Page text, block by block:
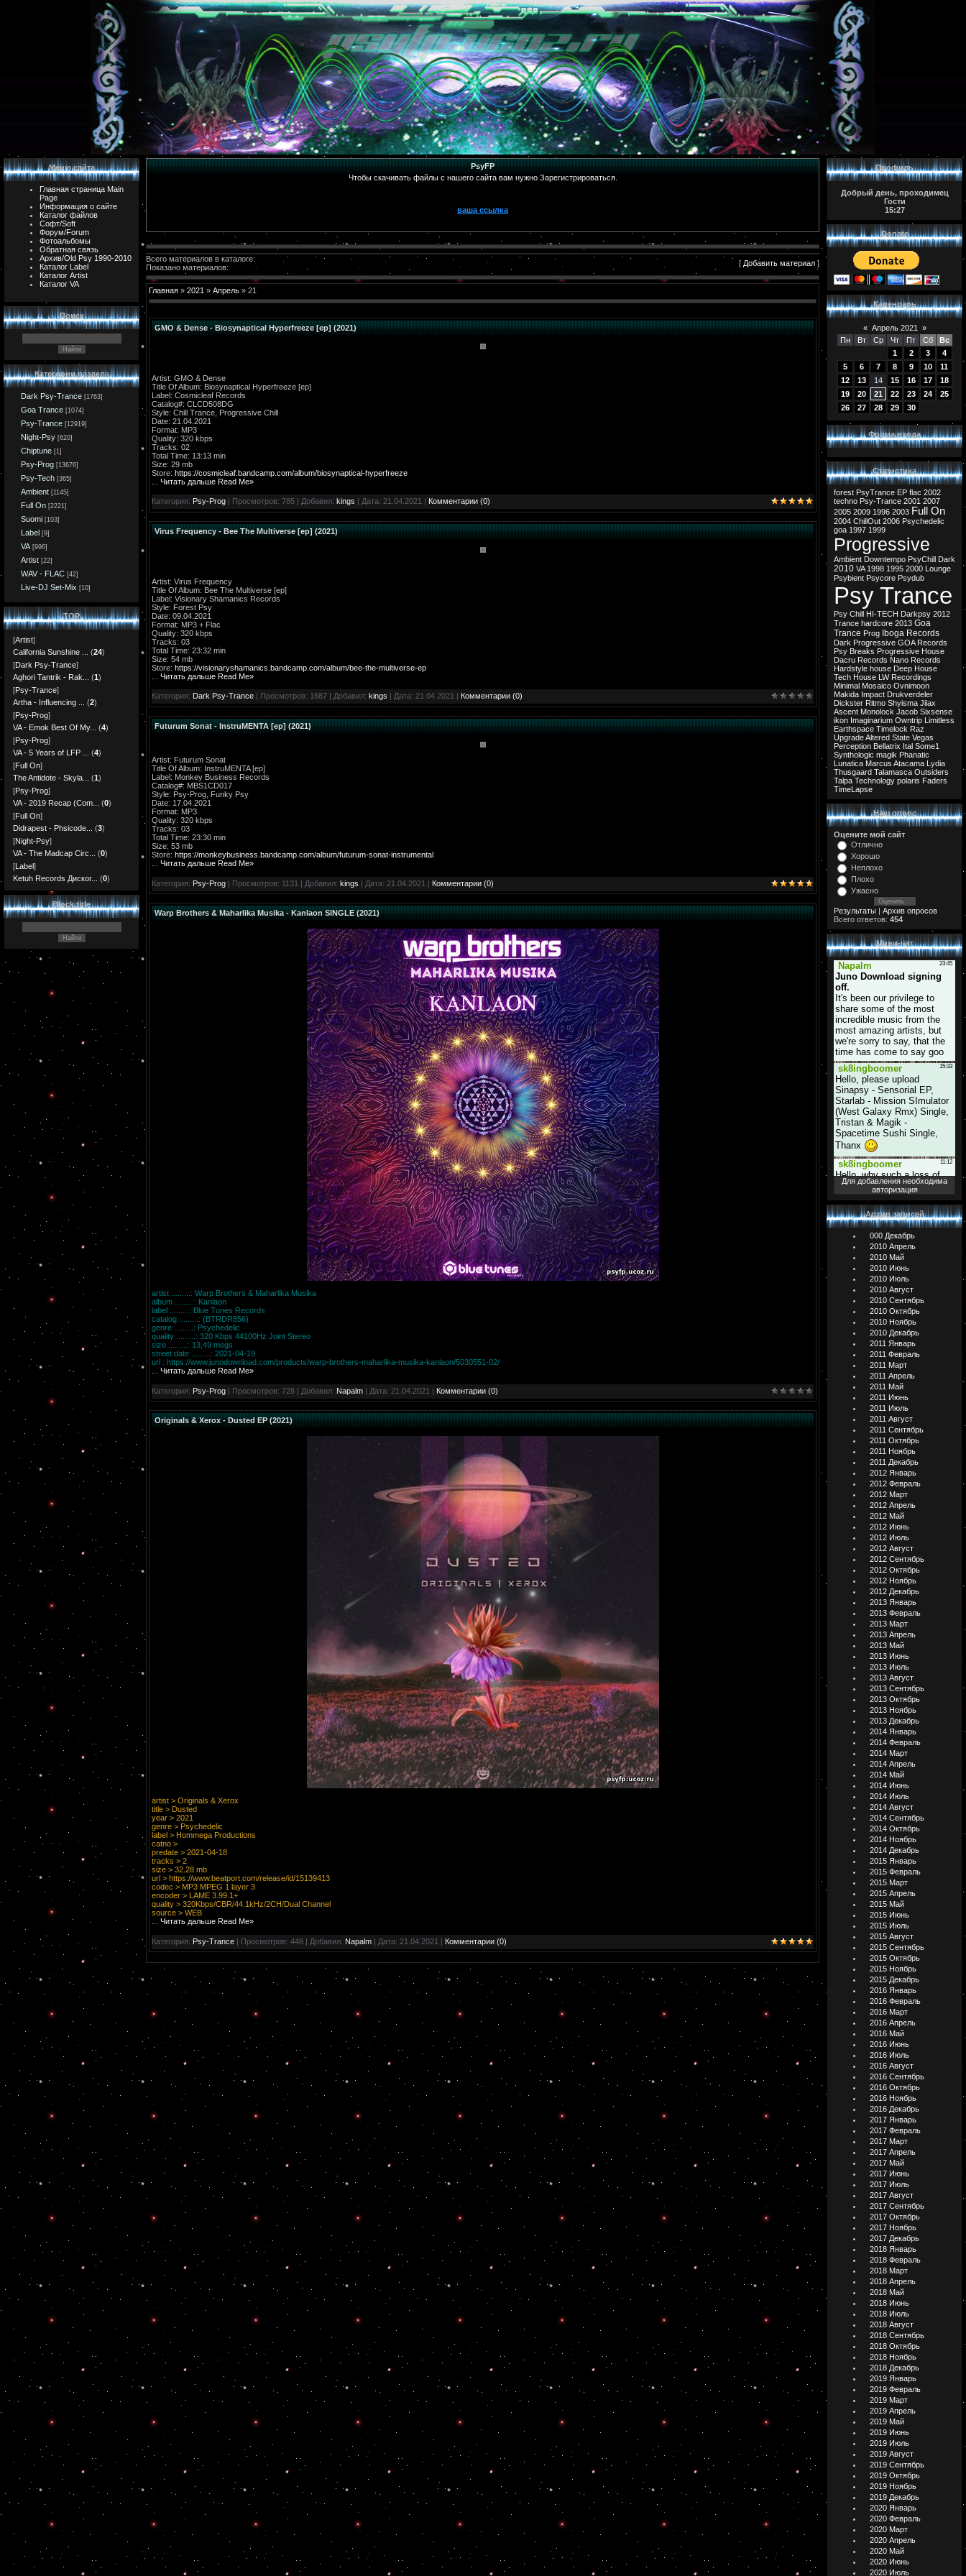
Меню сайта
Главная страница Main
Page
Информация о сайте
Каталог файлов
Софт/Soft
Форум/Forum
Фотоальбомы
Обратная связь
Архив/Old Psy 1990-2010
Каталог Label
Каталог Artist
Каталог VA
Поиск
Категории раздела
Dark Psy-Trance [1763]
Goa Trance [1074]
Psy-Trance [12919]
Night-Psy [620]
Chiptune [1]
Psy-Prog [13676]
Psy-Tech [365]
Ambient [1145]
Full On [2221]
Suomi [103]
Label [9]
VA [996]
Artist [22]
WAV - FLAC [42]
Live-DJ Set-Mix [10]
TOP
[Artist]
California Sunshine ...
(24)
[Dark Psy-Trance]
Aghori Tantrik - Rak...
(1)
[Psy-Trance]
Artha - Influencing ...
(2)
[Psy-Prog]
VA - Emok Best Of My...
(4)
[Psy-Prog]
VA - 5 Years of LFP ...
(4)
[Full On]
The Antidote - Skyla...
(1)
[Psy-Prog]
VA - 2019 Recap (Com...
(0)
[Full On]
Didrapest - Phsicode...
(3)
[Night-Psy]
VA - The Madcap Circ...
(0)
[Label]
Ketuh Records Диског...
(0)
Block title
PsyFP
Чтобы скачивать файлы с нашего сайта вам нужно Зарегистрироваться.
ваша ссылка
Всего материалов в каталоге:
Показано материалов:
[ Добавить материал ]
Главная » 2021 » Апрель » 21
GMO & Dense - Biosynaptical Hyperfreeze [ep] (2021)
Artist: GMO & Dense
Title Of Album: Biosynaptical Hyperfreeze [ep]
Label: Cosmicleaf Records
Catalog#: CLCD508DG
Style: Chill Trance, Progressive Chill
Date: 21.04.2021
Format: MP3
Quality: 320 kbps
Tracks: 02
Total Time: 13:13 min
Size: 29 mb
Store: https://cosmicleaf.bandcamp.com/album/biosynaptical-hyperfreeze
Читать дальше Read Me»
Категория: Psy-Prog | Просмотров: 785 | Добавил: kings | Дата: 21.04.2021 Комментарии (0)
Virus Frequency - Bee The Multiverse [ep] (2021)
Artist: Virus Frequency
Title Of Album: Bee The Multiverse [ep]
Label: Visionary Shamanics Records
Style: Forest Psy
Date: 09.04.2021
Format: MP3 + Flac
Quality: 320 kbps
Tracks: 03
Total Time: 23:32 min
Size: 54 mb
Store: https://visionaryshamanics.bandcamp.com/album/bee-the-multiverse-ep
Читать дальше Read Me»
Категория: Dark Psy-Trance | Просмотров: 1687 | Добавил: kings | Дата: 21.04.2021 Комментарии (0)
Futurum Sonat - InstruMENTA [ep] (2021)
Artist: Futurum Sonat
Title Of Album: InstruMENTA [ep]
Label: Monkey Business Records
Catalog#: MBS1CD017
Style: Psy-Prog, Funky Psy
Date: 17.04.2021
Format: MP3
Quality: 320 kbps
Tracks: 03
Total Time: 23:30 min
Size: 53 mb
Store: https://monkeybusiness.bandcamp.com/album/futurum-sonat-instrumental
Читать дальше Read Me»
Категория: Psy-Prog | Просмотров: 1131 | Добавил: kings | Дата: 21.04.2021 | Комментарии (0)
Warp Brothers & Maharlika Musika - Kanlaon SINGLE (2021)
artist .........: Warp Brothers & Maharlika Musika
album .........: Kanlaon
label .........: Blue Tunes Records
catalog .........: (BTRDR856)
genre .........: Psychedelic
quality .........: 320 Kbps 44100Hz Joint Stereo
size .........: 13,49 megs
street date .........: 2021-04-19
url : https://www.junodownload.com/products/warp-brothers-maharlika-musika-kanlaon/5030551-02/
Читать дальше Read Me»
Категория: Psy-Prog | Просмотров: 728 | Добавил: Napalm | Дата: 21.04.2021 | Комментарии (0)
Originals & Xerox - Dusted EP (2021)
artist > Originals & Xerox
title > Dusted
year > 2021
genre > Psychedelic
label > Hommega Productions
catno >
predate > 2021-04-18
tracks > 2
size > 32.28 mb
url > https://www.beatport.com/release/id/15139413
codec > MP3 MPEG 1 layer 3
encoder > LAME 3.99.1+
quality > 320Kbps/CBR/44.1kHz/2CH/Dual Channel
source > WEB
Читать дальше Read Me»
Категория: Psy-Trance | Просмотров: 448 | Добавил: Napalm | Дата: 21.04.2021 | Комментарии (0)
Профиль
Добрый день, проходимец
Гости
15:27
Donate
Календарь
« Апрель 2021
»
Пн
Вт Ср Чт Пт Сб
Вс
1
2 3
4
5
6 7 8 9 10
11
12
13 14 15 16 17
18
19
20 21 22 23 24
25
26
27 28 29 30
Форма входа
Статистика
forest PsyTrance EP flac 2002
techno Psy-Trance 2001 2007
2005 2009 1996 2003 Full On
2004 ChillOut 2006 Psychedelic
goa 1997 1999
Progressive
Ambient Downtempo PsyChill Dark
2010 VA 1998 1995 2000 Lounge
Psybient Psycore Psydub
Psy Trance
Psy Chill HI-TECH Darkpsy 2012
Trance hardcore 2013 Goa
Trance Prog Iboga Records
Dark Progressive GOA Records
Psy Breaks Progressive House
Dacru Records Nano Records
Hardstyle house Deep House
Tech House LW Recordings
Minimal Mosaico Ovnimoon
Makida Impact Drukverdeler
Dickster Ritmo Shyisma Jilax
Ascent Monolock Jacob Sixsense
ikon Imaginarium Owntrip Limitless
Earthspace Timelock Raz
UpgradeAltered State Vegas
Perception Bellatrix Ital Some1
Synthologic magik Phanatic
Lunatica Marcus Atacama Lydia
Thusgaard Talamasca Outsiders
Talpa Technology polaris Faders
TimeLapse
Наш опрос
Оцените мой сайт
Отлично
Хорошо
Неплохо
Плохо
Ужасно
Результаты | Архив опросов
Всего ответов: 454
Мини-чат
Для добавления необходима
авторизация
Архив записей
000 Декабрь
2010 Апрель
2010 Май
2010 Июнь
2010 Июль
2010 Август
2010 Сентябрь
2010 Октябрь
2010 Ноябрь
2010 Декабрь
2011 Январь
2011 Февраль
2011 Март
2011 Апрель
2011 Май
2011 Июнь
2011 Июль
2011 Август
2011 Сентябрь
2011 Октябрь
2011 Ноябрь
2011 Декабрь
2012 Январь
2012 Февраль
2012 Март
2012 Апрель
2012 Май
2012 Июнь
2012 Июль
2012 Август
2012 Сентябрь
2012 Октябрь
2012 Ноябрь
2012 Декабрь
2013 Январь
2013 Февраль
2013 Март
2013 Апрель
2013 Май
2013 Июнь
2013 Июль
2013 Август
2013 Сентябрь
2013 Октябрь
2013 Ноябрь
2013 Декабрь
2014 Январь
2014 Февраль
2014 Март
2014 Апрель
2014 Май
2014 Июнь
2014 Июль
2014 Август
2014 Сентябрь
2014 Октябрь
2014 Ноябрь
2014 Декабрь
2015 Январь
2015 Февраль
2015 Март
2015 Апрель
2015 Май
2015 Июнь
2015 Июль
2015 Август
2015 Сентябрь
2015 Октябрь
2015 Ноябрь
2015 Декабрь
2016 Январь
2016 Февраль
2016 Март
2016 Апрель
2016 Май
2016 Июнь
2016 Июль
2016 Август
2016 Сентябрь
2016 Октябрь
2016 Ноябрь
2016 Декабрь
2017 Январь
2017 Февраль
2017 Март
2017 Апрель
2017 Май
2017 Июнь
2017 Июль
2017 Август
2017 Сентябрь
2017 Октябрь
2017 Ноябрь
2017 Декабрь
2018 Январь
2018 Февраль
2018 Март
2018 Апрель
2018 Май
2018 Июнь
2018 Июль
2018 Август
2018 Сентябрь
2018 Октябрь
2018 Ноябрь
2018 Декабрь
2019 Январь
2019 Февраль
2019 Март
2019 Апрель
2019 Май
2019 Июнь
2019 Июль
2019 Август
2019 Сентябрь
2019 Октябрь
2019 Ноябрь
2019 Декабрь
2020 Январь
2020 Февраль
2020 Март
2020 Апрель
2020 Май
2020 Июнь
2020 Июль